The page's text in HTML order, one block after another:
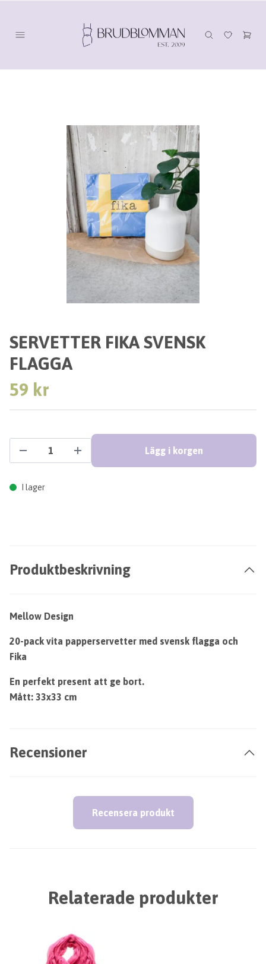
SERVETTER FIKA SVENSK
FLAGGA
59 kr
Lägg i korgen
I lager
Produktbeskrivning
Mellow Design
20-pack vita papperservetter med svensk flagga och
Fika
En perfekt present att ge bort.
Mått: 33x33 cm
Recensioner
Recensera produkt
Relaterade produkter